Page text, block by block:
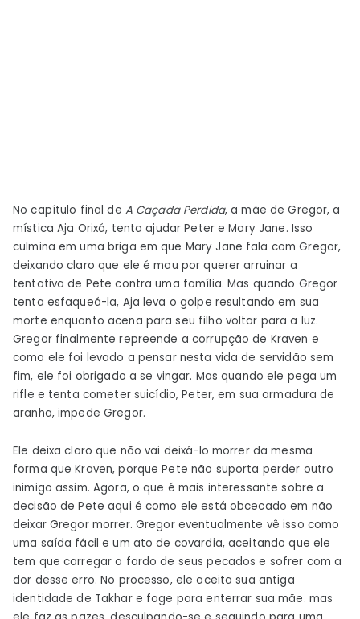
No capítulo final de A Caçada Perdida, a mãe de Gregor, a
mística Aja Orixá, tenta ajudar Peter e Mary Jane. Isso
culmina em uma briga em que Mary Jane fala com Gregor,
deixando claro que ele é mau por querer arruinar a
tentativa de Pete contra uma família. Mas quando Gregor
tenta esfaqueá-la, Aja leva o golpe resultando em sua
morte enquanto acena para seu filho voltar para a luz.
Gregor finalmente repreende a corrupção de Kraven e
como ele foi levado a pensar nesta vida de servidão sem
fim, ele foi obrigado a se vingar. Mas quando ele pega um
rifle e tenta cometer suicídio, Peter, em sua armadura de
aranha, impede Gregor.
Ele deixa claro que não vai deixá-lo morrer da mesma
forma que Kraven, porque Pete não suporta perder outro
inimigo assim. Agora, o que é mais interessante sobre a
decisão de Pete aqui é como ele está obcecado em não
deixar Gregor morrer. Gregor eventualmente vê isso como
uma saída fácil e um ato de covardia, aceitando que ele
tem que carregar o fardo de seus pecados e sofrer com a
dor desse erro. No processo, ele aceita sua antiga
identidade de Takhar e foge para enterrar sua mãe. mas